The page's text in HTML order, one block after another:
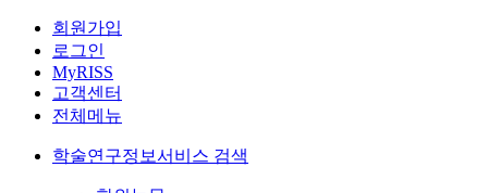
회원가입
로그인
MyRISS
고객센터
전체메뉴
학술연구정보서비스 검색